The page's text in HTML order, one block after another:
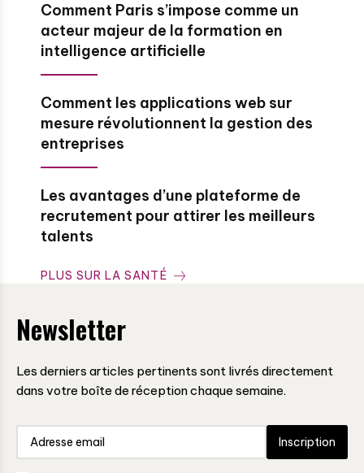
Comment Paris s’impose comme un
acteur majeur de la formation en
intelligence artificielle
Comment les applications web sur
mesure révolutionnent la gestion des
entreprises
Les avantages d’une plateforme de
recrutement pour attirer les meilleurs
talents
PLUS SUR LA SANTÉ
Newsletter
Les derniers articles pertinents sont livrés directement
dans votre boîte de réception chaque semaine.
Inscription